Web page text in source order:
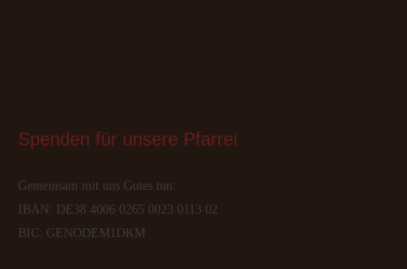
Spenden für unsere Pfarrei
Gemeinsam mit uns Gutes tun:
IBAN: DE38 4006 0265 0023 0113 02
BIC: GENODEM1DKM